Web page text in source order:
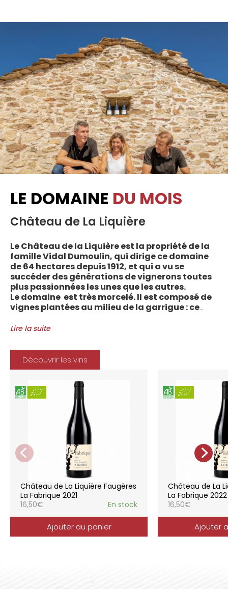
LE DOMAINE DU MOIS
Château de La Liquière
Le Château de la Liquière est la propriété de la
famille Vidal Dumoulin, qui dirige ce domaine
de 64 hectares depuis 1912, et qui a vu se
succéder des générations de vignerons toutes
plus passionnées les unes que les autres.
Le domaine est très morcelé. Il est composé de
vignes plantées au milieu de la garrigue : ce
entre les villages d’Autignac, Caussiniojouls,
l’Appellation. La grande majorité des parcelles,
sur sols de schistes, font face au sud, à la
Méditerranée.
Le vignoble du Château de la Liquière est
agriculture biologique depuis 2008 et 2012
marque le premier millésime certifié du
domaine. Les soins apportés y sont conformes :
pratiques respectueuses de l’environnement et
de la vigne, vendanges manuelles, vinifications
soignées et strictement suivies.
La gamme des vins du Château de la
Liquière est adaptée à chaque style de
consommation, à chaque moment de la vie,
elle reflète parfaitement la pureté de
l’expression du terroir.
Lire la suite
Découvrir les vins
Château de La Liquière Faugères
La Fabrique 2021
16,50€ En stock
Ajouter au panier
Château de La
La Fabrique 2022
16,50€
Ajouter